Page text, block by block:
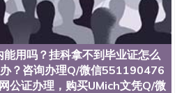
用吗？挂科拿不到毕业证怎么
？咨询办理Q/微信551190476
公证办理，购买UMich文凭Q/微